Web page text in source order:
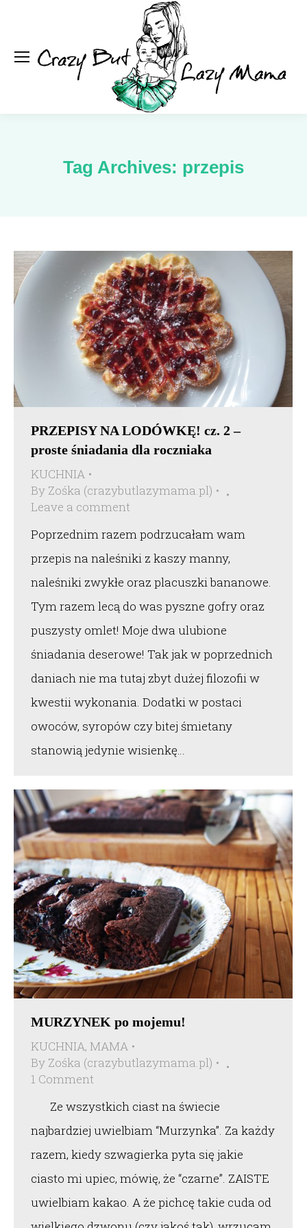
Tag Archives: przepis
PRZEPISY NA LODÓWKĘ! cz. 2 –
proste śniadania dla roczniaka
KUCHNIA
By Zośka (crazybutlazymama.pl)
Leave a comment
Poprzednim razem podrzucałam wam
przepis na naleśniki z kaszy manny,
naleśniki zwykłe oraz placuszki bananowe.
Tym razem lecą do was pyszne gofry oraz
puszysty omlet! Moje dwa ulubione
śniadania deserowe! Tak jak w poprzednich
daniach nie ma tutaj zbyt dużej filozofii w
kwestii wykonania. Dodatki w postaci
owoców, syropów czy bitej śmietany
stanowią jedynie wisienkę…
MURZYNEK po mojemu!
KUCHNIA, MAMA
By Zośka (crazybutlazymama.pl)
1 Comment
Ze wszystkich ciast na świecie
najbardziej uwielbiam “Murzynka”. Za każdy
razem, kiedy szwagierka pyta się jakie
ciasto mi upiec, mówię, że “czarne”. ZAISTE
uwielbiam kakao. A że pichcę takie cuda od